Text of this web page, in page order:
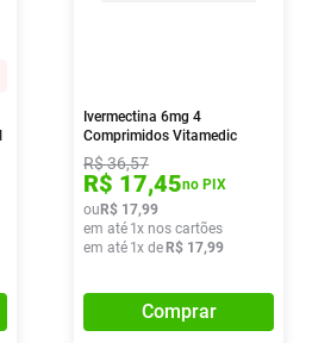
Ivermectina 6mg 4
Comprimidos Vitamedic
R$36,57
R$ 17,45no PIX
ou R$ 17,99
em até 1x nos cartões
em até 1x de R$ 17,99
Comprar